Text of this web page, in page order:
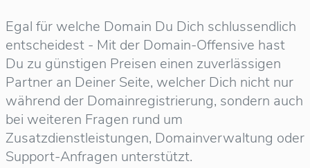
Egal für welche Domain Du Dich schlussendlich
entscheidest - Mit der Domain-Offensive hast
Du zu günstigen Preisen einen zuverlässigen
Partner an Deiner Seite, welcher Dich nicht nur
während der Domainregistrierung, sondern auch
bei weiteren Fragen rund um
Zusatzdienstleistungen, Domainverwaltung oder
Support-Anfragen unterstützt.